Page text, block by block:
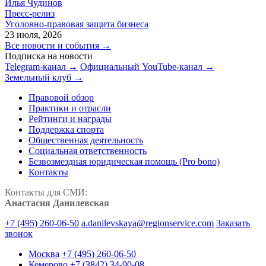
Илья Чудинов
Пресс-релиз
Уголовно-правовая защита бизнеса
23 июля, 2026
Все новости и события →
Подписка на новости
Telegram-канал → Официальный YouTube-канал →
Земельный клуб →
Правовой обзор
Практики и отрасли
Рейтинги и награды
Поддержка спорта
Общественная деятельность
Социальная ответственность
Безвозмездная юридическая помощь (Pro bono)
Контакты
Контакты для СМИ:
Анастасия Данилевская
+7 (495) 260-06-50 a.danilevskaya@regionservice.com Заказать
звонок
Москва +7 (495) 260-06-50